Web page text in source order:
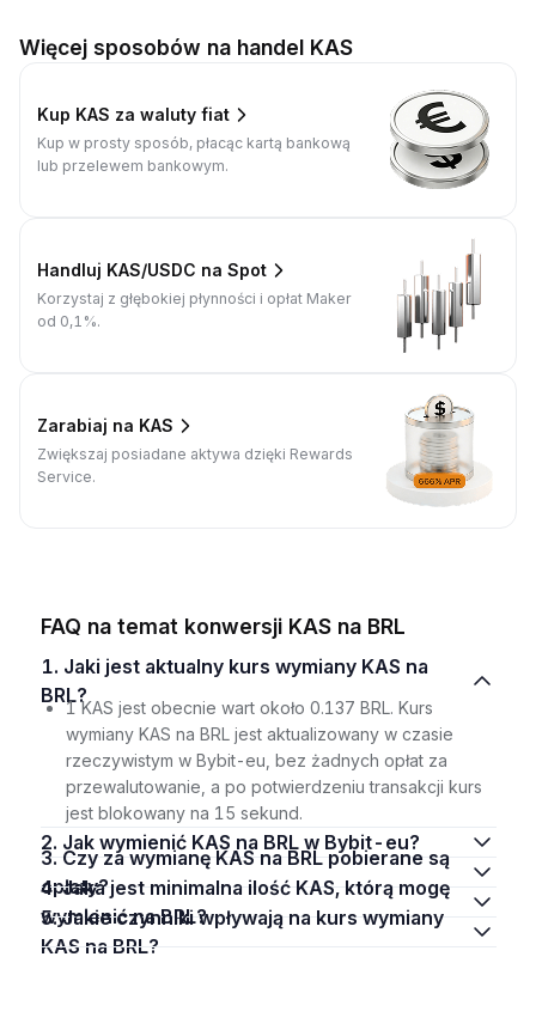
Więcej sposobów na handel KAS
Kup KAS za waluty fiat
Kup w prosty sposób, płacąc kartą bankową
lub przelewem bankowym.
Handluj KAS/USDC na Spot
Korzystaj z głębokiej płynności i opłat Maker
od 0,1%.
Zarabiaj na KAS
Zwiększaj posiadane aktywa dzięki Rewards
Service.
FAQ na temat konwersji KAS na BRL
1. Jaki jest aktualny kurs wymiany KAS na
BRL?
1 KAS jest obecnie wart około 0.137 BRL. Kurs
wymiany KAS na BRL jest aktualizowany w czasie
rzeczywistym w Bybit-eu, bez żadnych opłat za
przewalutowanie, a po potwierdzeniu transakcji kurs
jest blokowany na 15 sekund.
2. Jak wymienić KAS na BRL w Bybit-eu?
3. Czy za wymianę KAS na BRL pobierane są
opłaty?
4. Jaka jest minimalna ilość KAS, którą mogę
wymienić na BRL?
5. Jakie czynniki wpływają na kurs wymiany
KAS na BRL?